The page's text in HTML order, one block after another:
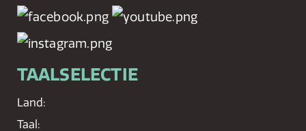
TAALSELECTIE
Land:
Taal: